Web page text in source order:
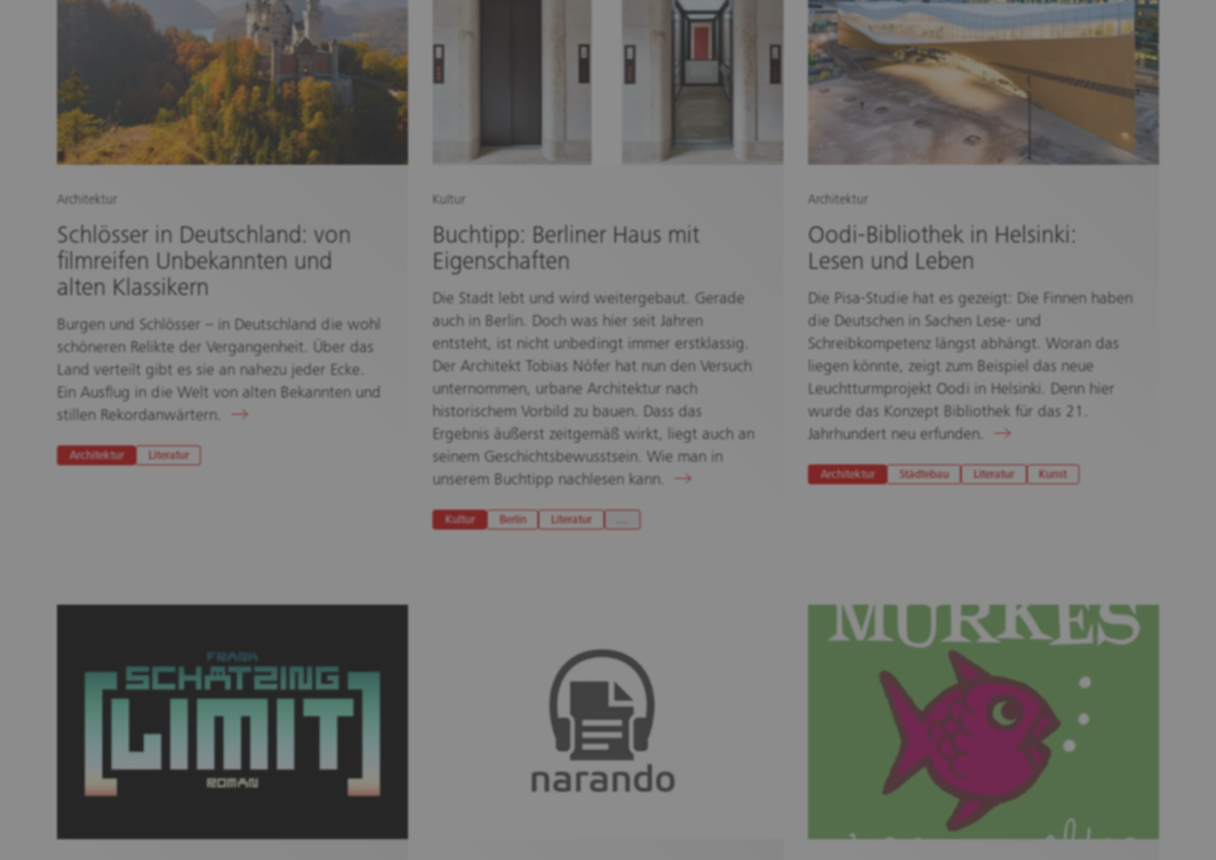
Architektur
Schlösser in Deutschland: von
filmreifen Unbekannten und
alten Klassikern
Burgen und Schlösser – in Deutschland die wohl
schöneren Relikte der Vergangenheit. Über das
Land verteilt gibt es sie an nahezu jeder Ecke.
Ein Ausflug in die Welt von alten Bekannten und
stillen Rekordanwärtern.
Architektur Literatur
Kultur
Buchtipp: Berliner Haus mit
Eigenschaften
Die Stadt lebt und wird weitergebaut. Gerade
auch in Berlin. Doch was hier seit Jahren
entsteht, ist nicht unbedingt immer erstklassig.
Der Architekt Tobias Nöfer hat nun den Versuch
unternommen, urbane Architektur nach
historischem Vorbild zu bauen. Dass das
Ergebnis äußerst zeitgemäß wirkt, liegt auch an
seinem Geschichtsbewusstsein. Wie man in
unserem Buchtipp nachlesen kann.
Kultur Berlin Literatur
Architektur
Oodi-Bibliothek in Helsinki:
Lesen und Leben
Die Pisa-Studie hat es gezeigt: Die Finnen haben
die Deutschen in Sachen Lese- und
Schreibkompetenz längst abhängt. Woran das
liegen könnte, zeigt zum Beispiel das neue
Leuchtturmprojekt Oodi in Helsinki. Denn hier
wurde das Konzept Bibliothek für das 21.
Jahrhundert neu erfunden.
Architektur Städtebau Literatur Kunst